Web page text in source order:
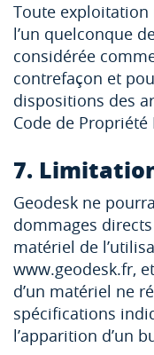
Toute
l’un quelconque
considérée
contrefaçon et
dispositions des
Code de
7.
Geodesk ne
dommages
matériel de
www.geodesk.fr,
d’un matériel ne
spécifications
l’apparition d’un